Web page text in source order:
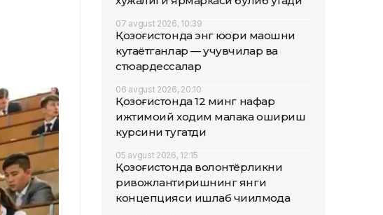
07 avgust 2026, 10:39
Қозоғистонда энг юқори маошни
кутаётганлар — учувчилар ва
стюардессалар
06 avgust 2026, 20:10
Қозоғистонда 12 минг нафар
ижтимоий ходим малака ошириш
курсини тугатди
05 avgust 2026, 12:15
Қозоғистонда волонтёрликни
ривожлантиришнинг янги
концепцияси ишлаб чиқилмоқда